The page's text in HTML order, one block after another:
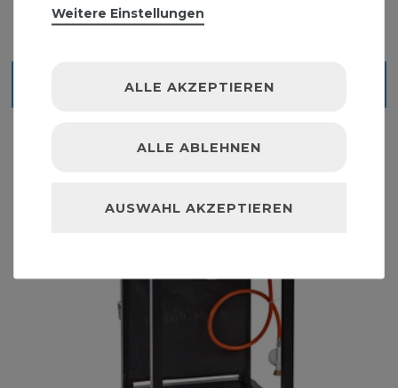
Blick ins Sortiment
Weitere Einstellungen
ALLE AKZEPTIEREN
ALLE ABLEHNEN
AUSWAHL AKZEPTIEREN